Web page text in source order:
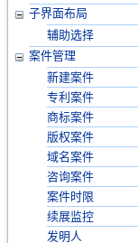
子界面布局
辅助选择
案件管理
新建案件
专利案件
商标案件
版权案件
域名案件
咨询案件
案件时限
续展监控
发明人